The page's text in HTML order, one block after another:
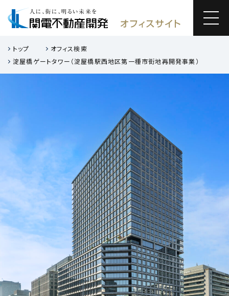
トップ
オフィス検索
淀屋橋ゲートタワー（淀屋橋駅西地区第一種市街地再開発事業）